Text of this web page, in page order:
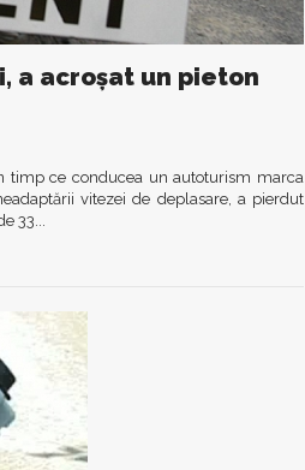
a acroşat un pieton
timp ce conducea un autoturism marca
vitezei de deplasare, a pierdut
33...